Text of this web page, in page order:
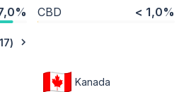
CBD < 1,0%
17)
Kanada